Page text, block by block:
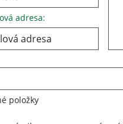
adresa:
položky